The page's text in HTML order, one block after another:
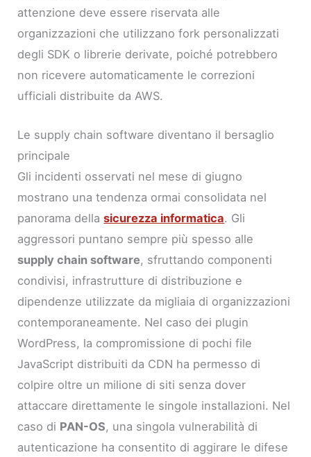
attenzione deve essere riservata alle
organizzazioni che utilizzano fork personalizzati
degli SDK o librerie derivate, poiché potrebbero
non ricevere automaticamente le correzioni
ufficiali distribuite da AWS.
Le supply chain software diventano il bersaglio
principale
Gli incidenti osservati nel mese di giugno
mostrano una tendenza ormai consolidata nel
panorama dellasicurezza informatica. Gli
aggressori puntano sempre più spesso alle
supply chain software, sfruttando componenti
condivisi, infrastrutture di distribuzione e
dipendenze utilizzate da migliaia di organizzazioni
contemporaneamente. Nel caso dei plugin
WordPress, la compromissione di pochi file
JavaScript distribuiti da CDN ha permesso di
colpire oltre un milione di siti senza dover
attaccare direttamente le singole installazioni. Nel
caso di PAN-OS, una singola vulnerabilità di
autenticazione ha consentito di aggirare le difese